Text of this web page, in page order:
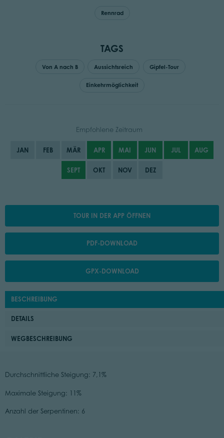
Rennrad
TAGS
Von A nach B Aussichtsreich Gipfel-Tour
Einkehrmöglichkeit
Empfohlene Zeitraum
JAN FEB MÄR APR MAI JUN JUL AUG
SEPT OKT NOV DEZ
TOUR IN DER APP ÖFFNEN
PDF-DOWNLOAD
GPX-DOWNLOAD
BESCHREIBUNG
DETAILS
WEGBESCHREIBUNG
Durchschnittliche Steigung: 7,1%
Maximale Steigung: 11%
Anzahl der Serpentinen: 6